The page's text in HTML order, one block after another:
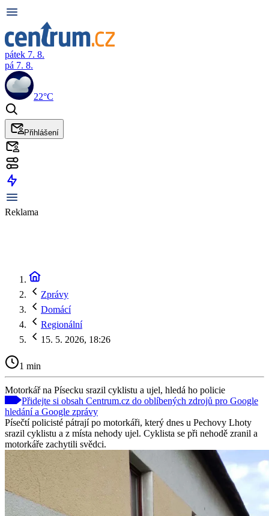
pátek 7. 8.
pá 7. 8.
22°C
Přihlášení
Reklama
Zprávy
Domácí
Regionální
15. 5. 2026, 18:26
1 min
Motorkář na Písecku srazil cyklistu a ujel, hledá ho policie
Přidejte si obsah Centrum.cz do oblíbených zdrojů pro Google
hledání a Google zprávy
Písečtí policisté pátrají po motorkáři, který dnes u Pechovy Lhoty
srazil cyklistu a z místa nehody ujel. Cyklista se při nehodě zranil a
motorkáře zachytili svědci.